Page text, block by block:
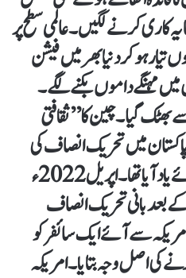
کاری کرنے لگیں۔ عالمی سطح پر
ہوکر دنیا بھر میں فیشن
مہنگے داموں بکنے لگے۔
گیا۔ چین کا ’’ثقافتی
میں تحریک انصاف کی
مشکلات کو ذہن میں لاتے ہوئے یاد آیا تھا۔ اپریل 2022ء
بعد بانی تحریک انصاف
امریکہ سے آئے ایک سائفر کو
اصل وجہ بتایا۔ امریکہ